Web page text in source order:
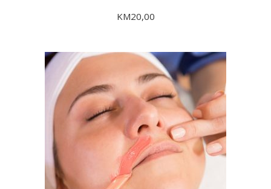
KM20,00
DODAJ U KORPU